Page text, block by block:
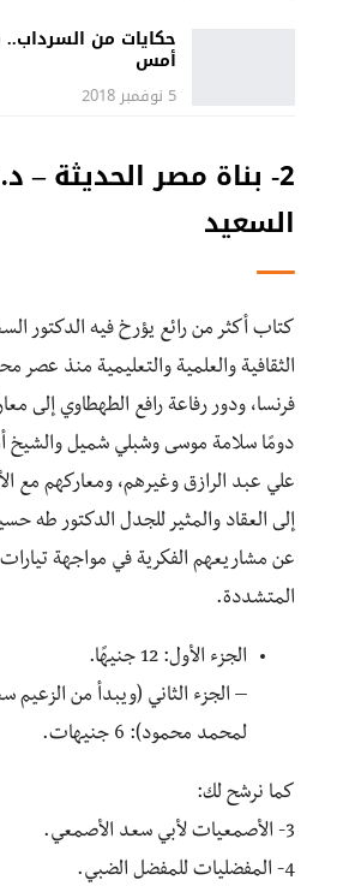
حكايات من السرداب..
أمس
5 نوفمبر 2018
2- بناة مصر الحديثة –
السعيد
كتاب أكثر من رائع يؤرخ فيه الدكتور
الثقافية والعلمية والتعليمية منذ عصر
فرنسا، ودور رفاعة رافع الطهطاوي إلى
دومًا سلامة موسى وشبلي شميل والشيخ
علي عبد الرازق وغيرهم، ومعاركهم مع
إلى العقاد والمثير للجدل الدكتور طه
عن مشاريعهم الفكرية في مواجهة تيارات
المتشددة.
الجزء الأول: 12 جنيهًا.
– الجزء الثاني (ويبدأ من الزعيم
لمحمد محمود): 6 جنيهات.
كما نرشح لك:
3- الأصمعيات لأبي سعد الأصمعي.
4- المفضليات للمفضل الضبي.